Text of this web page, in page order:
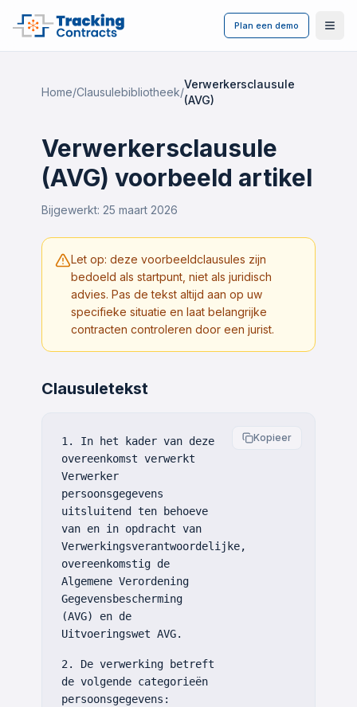
Plan een demo
Home/Clausulebibliotheek/
Verwerkersclausule
(AVG)
Verwerkersclausule
(AVG) voorbeeld artikel
Bijgewerkt: 25 maart 2026
Let op: deze voorbeeldclausules zijn
bedoeld als startpunt, niet als juridisch
advies. Pas de tekst altijd aan op uw
specifieke situatie en laat belangrijke
contracten controleren door een jurist.
Clausuletekst
Kopieer
1. In het kader van deze
overeenkomst verwerkt
Verwerker
persoonsgegevens
uitsluitend ten behoeve
van en in opdracht van
Verwerkingsverantwoordelijke,
overeenkomstig de
Algemene Verordening
Gegevensbescherming
(AVG) en de
Uitvoeringswet AVG.
2. De verwerking betreft
de volgende categorieën
persoonsgegevens: